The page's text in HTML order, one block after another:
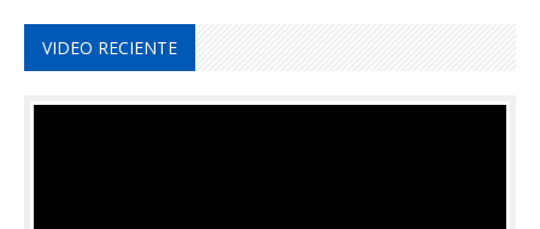
VIDEO RECIENTE